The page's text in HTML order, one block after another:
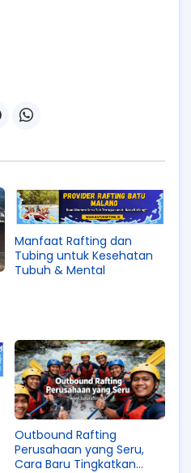
Manfaat Rafting dan
Tubing untuk Kesehatan
Tubuh & Mental
Outbound Rafting
Perusahaan yang Seru,
Cara Baru Tingkatkan